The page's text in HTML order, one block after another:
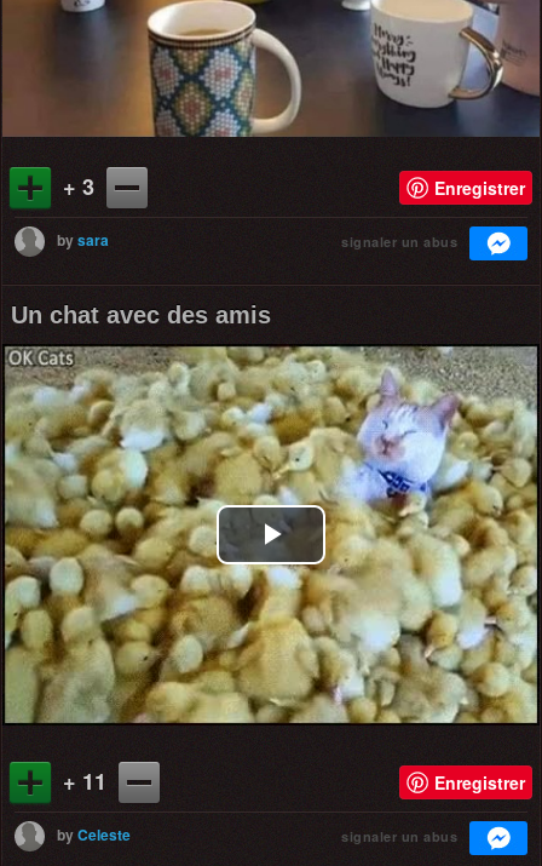
+ 3 Enregistrer
bysara signaler un abus
Un chat avec des amis
Play
Video
+ 11 Enregistrer
byCeleste signaler un abus